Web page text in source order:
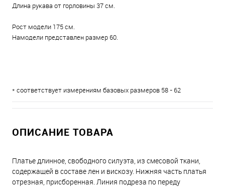
Длина рукава от горловины 37 см.
Рост модели 175 см.
Намодели представлен размер 60.
* соответствует измерениям базовых размеров 58 - 62
ОПИСАНИЕ ТОВАРА
Платье длинное, свободного силуэта, из смесовой ткани,
содержащей в составе лен и вискозу. Нижняя часть платья
отрезная, присборенная. Линия подреза по переду